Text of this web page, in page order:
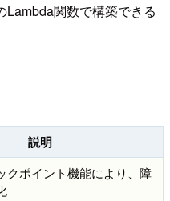
関数で構築できる
説明
クポイント機能により、障